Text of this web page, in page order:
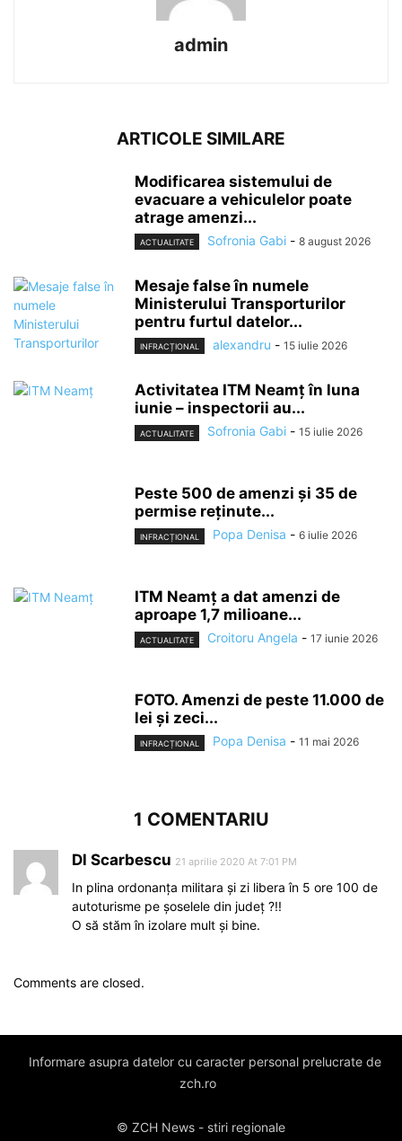
admin
ARTICOLE SIMILARE
Modificarea sistemului de
evacuare a vehiculelor poate
atrage amenzi...
ACTUALITATE Sofronia Gabi - 8 august 2026
Mesaje false în numele
Ministerului Transporturilor
pentru furtul datelor...
INFRACȚIONAL alexandru - 15 iulie 2026
Activitatea ITM Neamț în luna
iunie – inspectorii au...
ACTUALITATE Sofronia Gabi - 15 iulie 2026
Peste 500 de amenzi și 35 de
permise reținute...
INFRACȚIONAL Popa Denisa - 6 iulie 2026
ITM Neamț a dat amenzi de
aproape 1,7 milioane...
ACTUALITATE Croitoru Angela - 17 iunie 2026
FOTO. Amenzi de peste 11.000 de
lei și zeci...
INFRACȚIONAL Popa Denisa - 11 mai 2026
1 COMENTARIU
Dl Scarbescu 21 aprilie 2020 At 7:01 PM
In plina ordonanța militara și zi libera în 5 ore 100 de
autoturisme pe șoselele din județ ?!!
O să stăm în izolare mult și bine.
Comments are closed.
Informare asupra datelor cu caracter personal prelucrate de
zch.ro
© ZCH News - stiri regionale